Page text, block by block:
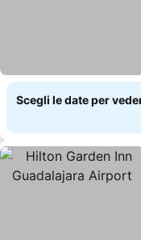
Scegli le date per